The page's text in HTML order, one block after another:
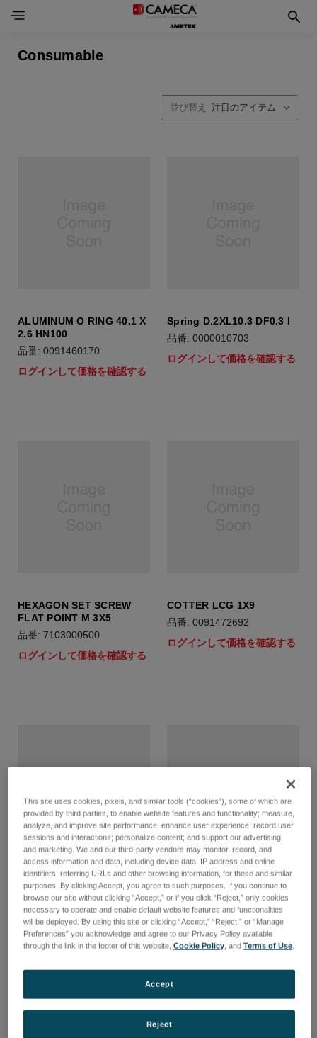
Consumable
並び替え
ALUMINUM O RING 40.1 X
2.6 HN100
品番: 0091460170
ログインして価格を確認する
Spring D.2XL10.3 DF0.3 I
品番: 0000010703
ログインして価格を確認する
HEXAGON SET SCREW
FLAT POINT M 3X5
品番: 7103000500
ログインして価格を確認する
COTTER LCG 1X9
品番: 0091472692
ログインして価格を確認する
FUSE DELAYED TYPE
5X20 1.6A
品番: 0091456760
ログインして価格を確認する
Washer for ceramic pillars
品番: 0000003867
ログインして価格を確認する
This site uses cookies, pixels, and similar tools (“cookies”), some of which are
provided by third parties, to enable website features and functionality; measure,
analyze, and improve site performance; enhance user experience; record user
sessions and interactions; personalize content; and support our advertising
and marketing. We and our third-party vendors may monitor, record, and
access information and data, including device data, IP address and online
identifiers, referring URLs and other browsing information, for these and similar
purposes. By clicking Accept, you agree to such purposes. If you continue to
browse our site without clicking “Accept,” or if you click “Reject,” only cookies
necessary to operate and enable default website features and functionalities
will be deployed. By using this site or clicking “Accept,” “Reject,” or “Manage
Preferences” you acknowledge and agree to our Privacy Policy available
through the link in the footer of this website,Cookie Policy, andTerms of Use.
Reject
Accept